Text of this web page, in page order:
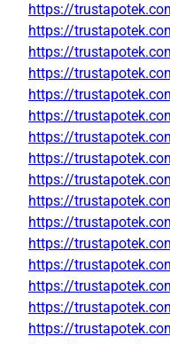
https://
https://
https://
https://
https://
https://
https://
https://
https://
https://
https://
https://
https://
https://
https://
https://